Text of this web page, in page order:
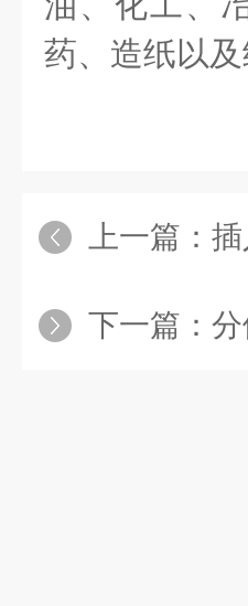
药、造纸以及
上一篇： 插
下一篇： 分